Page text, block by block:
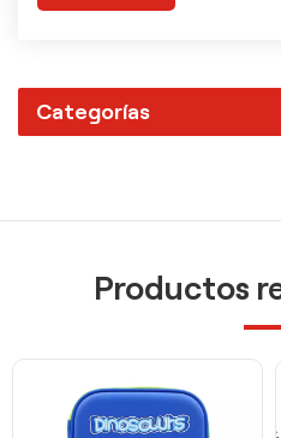
Categorías
Productos